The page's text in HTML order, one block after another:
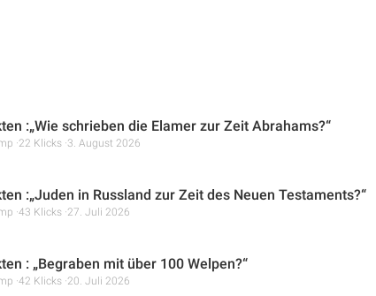
:„Wie schrieben die Elamer zur Zeit Abrahams?“
22 Klicks 3. August 2026
:„Juden in Russland zur Zeit des Neuen Testaments?“
43 Klicks 27. Juli 2026
: „Begraben mit über 100 Welpen?“
42 Klicks 20. Juli 2026